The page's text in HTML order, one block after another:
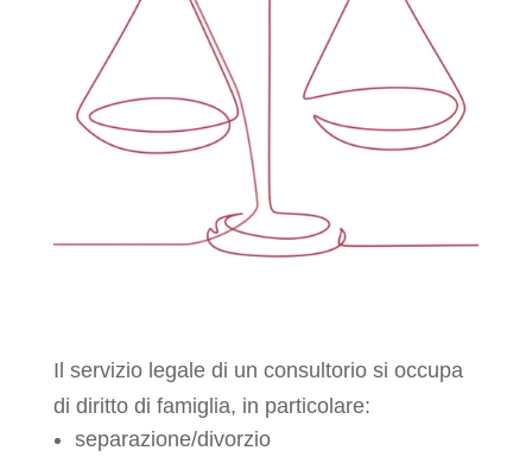
Il servizio legale di un consultorio si occupa
di diritto di famiglia, in particolare:
separazione/divorzio